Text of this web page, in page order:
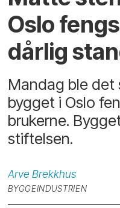
Oslo
dårlig
Mandag ble det
bygget i Oslo
brukerne.
stiftelsen.
Arve Brekkhus
BYGGEINDUSTRIEN